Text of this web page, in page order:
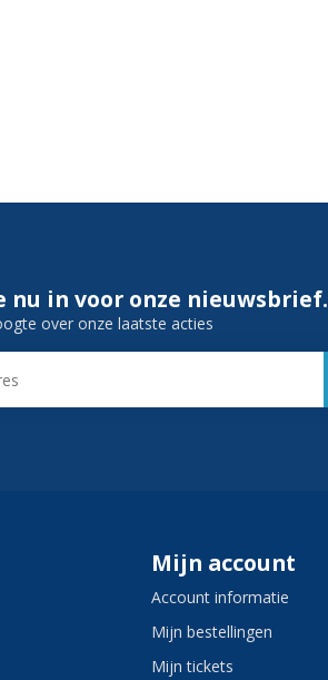
nu in voor onze nieuwsbrief.
over onze laatste acties
Mijn account
Account informatie
Mijn bestellingen
Mijn tickets